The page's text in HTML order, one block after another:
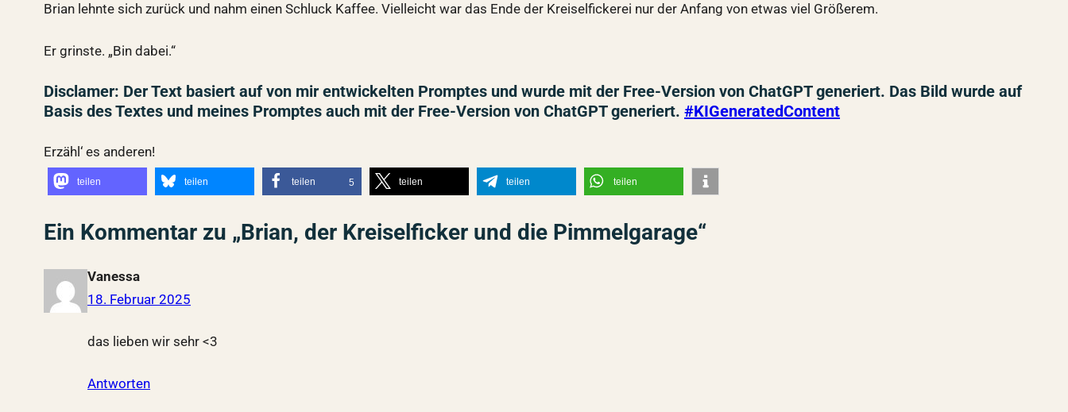
Brian lehnte sich zurück und nahm einen Schluck Kaffee. Vielleicht war das Ende der Kreiselfickerei nur der Anfang von etwas viel Größerem.
Er grinste. „Bin dabei.“
Disclamer: Der Text basiert auf von mir entwickelten Promptes und wurde mit der Free-Version von ChatGPT generiert. Das Bild wurde auf
Basis des Textes und meines Promptes auch mit der Free-Version von ChatGPT generiert.#KIGeneratedContent
Erzähl‘ es anderen!
teilen teilen teilen 5 teilen teilen teilen
Ein Kommentar zu „Brian, der Kreiselficker und die Pimmelgarage“
Vanessa
18. Februar 2025
das lieben wir sehr <3
Antworten